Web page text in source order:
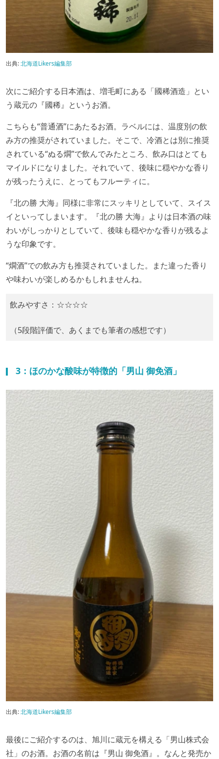
出典:北海道Likers編集部
次にご紹介する日本酒は、増毛町にある「國稀酒造」とい
う蔵元の『國稀』というお酒。
こちらも“普通酒”にあたるお酒。ラベルには、温度別の飲
み方の推奨がされていました。そこで、冷酒とは別に推奨
されている“ぬる燗”で飲んでみたところ、飲み口はとても
マイルドになりました。それでいて、後味に穏やかな香り
が残ったうえに、とってもフルーティに。
『北の勝 大海』同様に非常にスッキリとしていて、スイス
イといってしまいます。『北の勝 大海』よりは日本酒の味
わいがしっかりとしていて、後味も穏やかな香りが残るよ
うな印象です。
“燗酒”での飲み方も推奨されていました。また違った香り
や味わいが楽しめるかもしれませんね。
飲みやすさ：☆☆☆☆
（5段階評価で、あくまでも筆者の感想です）
3：ほのかな酸味が特徴的「男山 御免酒」
出典:北海道Likers編集部
最後にご紹介するのは、旭川に蔵元を構える「男山株式会
社」のお酒。お酒の名前は『男山 御免酒』。なんと発売か